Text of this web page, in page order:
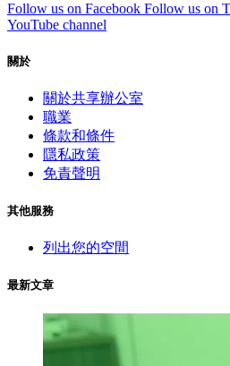
Follow us on Facebook Follow us on
YouTube channel
關於
關於共享辦公室
職業
條款和條件
隱私政策
免責聲明
其他服務
列出您的空間
最新文章